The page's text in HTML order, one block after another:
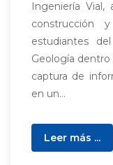
Ingeniería Vial,
construcción
estudiantes
Geología dentro
captura de
en un...
Leer más ...